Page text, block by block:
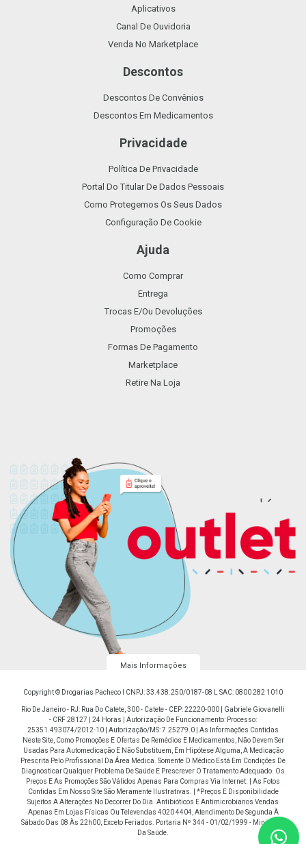
Aplicativos
Canal De Ouvidoria
Venda No Marketplace
Descontos
Descontos De Convênios
Descontos Em Medicamentos
Privacidade
Política De Privacidade
Portal Do Titular De Dados Pessoais
Como Protegemos Os Seus Dados
Configuração De Cookie
Ajuda
Como Comprar
Entrega
Trocas E/ou Devoluções
Promoções
Formas De Pagamento
Marketplace
Retire Na Loja
Mais Informações
Copyright © Drogarias Pacheco I CNPJ: 33.438.250/0187-08 L SAC: 0800 282 1010
Rio De Janeiro - RJ: Rua Do Catete, 300 - Catete - CEP: 22220-000 | Gabriele Giovanelli
- CRF 28127 | 24 Horas | Autorização De Funcionamento: Processo:
25351.493074/2012-10 | Autorização/MS: 7.25279.0 | As Informações Contidas
Neste Site, Como Promoções E Ofertas De Remédios E Medicamentos, Não Devem Ser
Usadas Para Automedicação E Não Substituem, Em Hipótese Alguma, A Medicação
Prescrita Pelo Profissional Da Área Médica. Somente O Médico Está Em Condições De
Diagnosticar Qualquer Problema De Saúde E Prescrever O Tratamento Adequado. Os
Preços E As Promoções São Válidos Apenas Para Compras Via Internet. | As Fotos
Contidas Em Nosso Site São Meramente Ilustrativas. | *Preços E Disponibilidade
Sujeitos A Alterações No Decorrer Do Dia. Antibióticos E Antimicrobianos Vendas
Apenas Em Lojas Físicas Ou Televendas 4020 4404, Atendimento De Segunda À
Sábado Das 08 Às 22h00, Exceto Feriados. Portaria Nº 344 - 01/02/1999 - Ministério
Da Saúde.